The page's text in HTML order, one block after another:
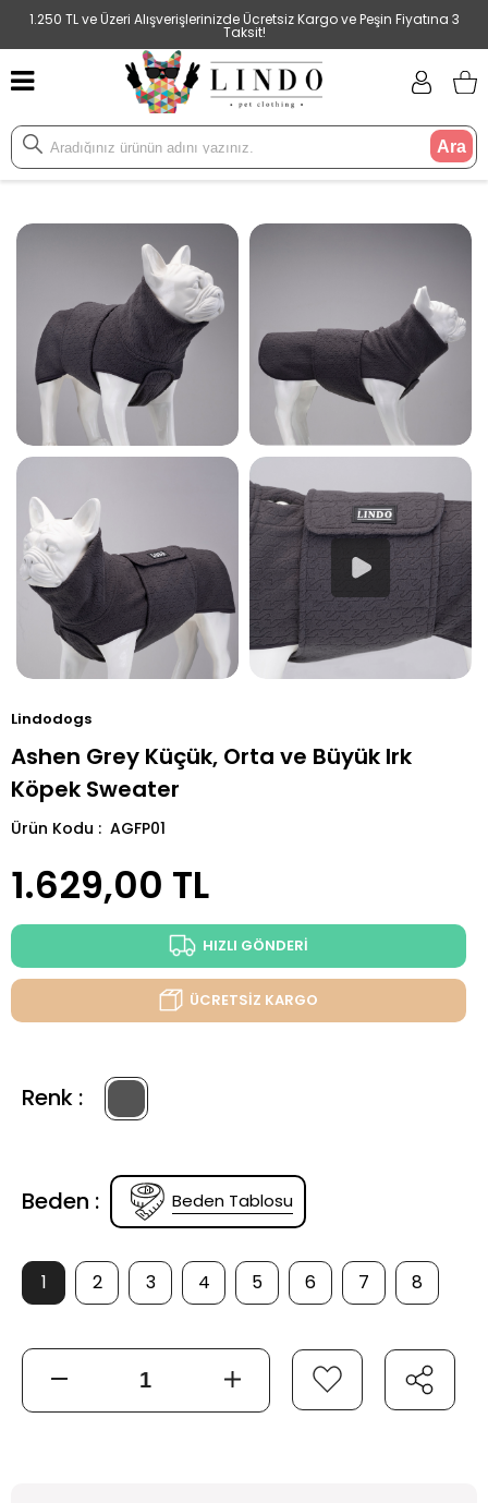
1.250 TL ve Üzeri Alışverişlerinizde Ücretsiz Kargo ve Peşin Fiyatına 3
Taksit!
Ara
Lindodogs
Ashen Grey Küçük, Orta ve Büyük Irk
Köpek Sweater
Ürün Kodu : AGFP01
1.629,00 TL
HIZLI GÖNDERİ
ÜCRETSİZ KARGO
Renk :
Beden : Beden Tablosu
1 2 3 4 5 6 7 8